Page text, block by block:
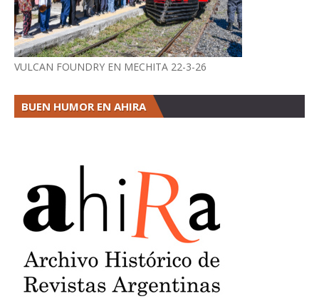
VULCAN FOUNDRY EN MECHITA 22-3-26
BUEN HUMOR EN AHIRA